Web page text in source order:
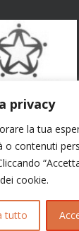
privacy
la tua
o contenuti
cookie.
tutto